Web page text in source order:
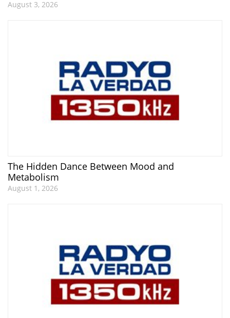
August 3, 2026
The Hidden Dance Between Mood and
Metabolism
August 1, 2026